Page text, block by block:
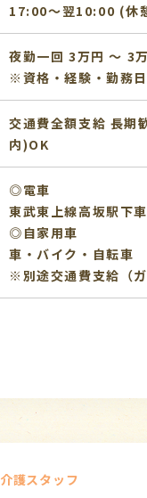
17:00〜翌10:00 (休
夜勤一回 3万円 〜 3
※資格・経験・勤務日
交通費全額支給 長期
内)OK
◎電車
東武東上線高坂駅
◎自家用車
車・バイク・自転車
※別途交通費支給（ガ
介護スタッフ